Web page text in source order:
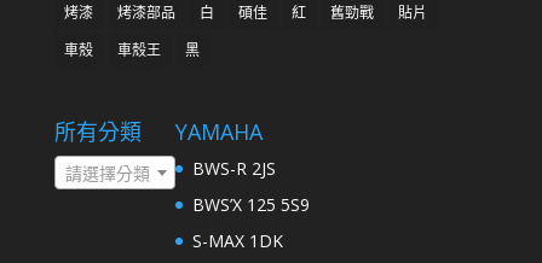
烤漆
烤漆部品 白 碩佳 紅 舊勁戰
貼片
車殼
車殼王 黑
所有分類
請選擇分類
YAMAHA
BWS-R 2JS
BWS’X 125 5S9
S-MAX 1DK